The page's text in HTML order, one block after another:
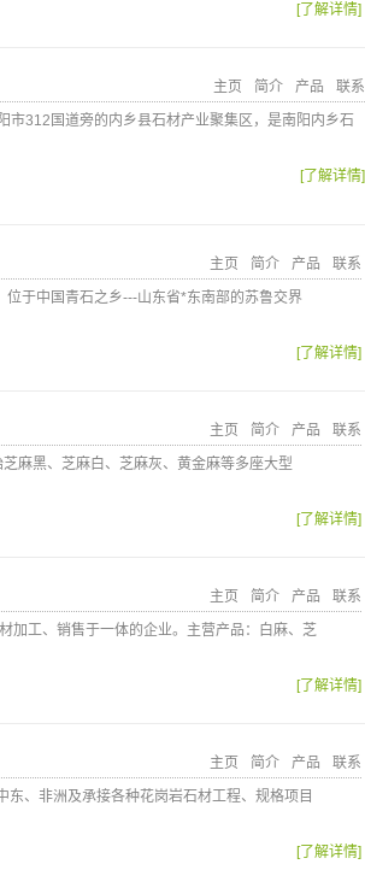
[了解详情]
主页 简介 产品
联系
市312国道旁的内乡县石材产业聚集区，是南阳内乡石
[了解详情]
主页 简介 产品
联系
于中国青石之乡---山东省*东南部的苏鲁交界
[了解详情]
主页 简介 产品
联系
麻黑、芝麻白、芝麻灰、黄金麻等多座大型
[了解详情]
主页 简介 产品
联系
加工、销售于一体的企业。主营产品：白麻、芝
[了解详情]
主页 简介 产品
联系
、非洲及承接各种花岗岩石材工程、规格项目
[了解详情]